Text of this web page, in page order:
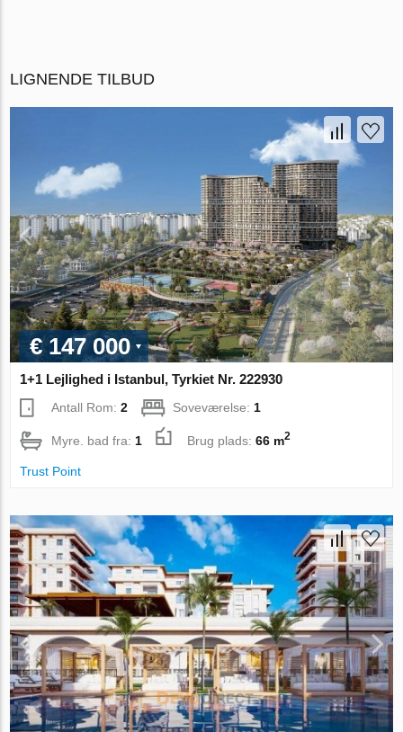
LIGNENDE TILBUD
€ 147 000
1+1 Lejlighed i Istanbul, Tyrkiet Nr. 222930
Antall Rom:2 Soveværelse: 1
Myre. bad fra: 1 Brug plads:66 m2
Trust Point